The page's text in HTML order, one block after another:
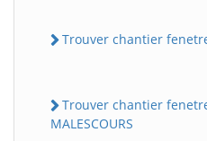
Trouver chantier
Trouver chantier
MALESCOURS